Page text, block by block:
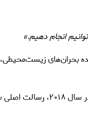
انجام دهیم.»
زیست‌محیطی،
این برند به تدریج تغییرات مهمی را اعمال کرد؛ از استفاده